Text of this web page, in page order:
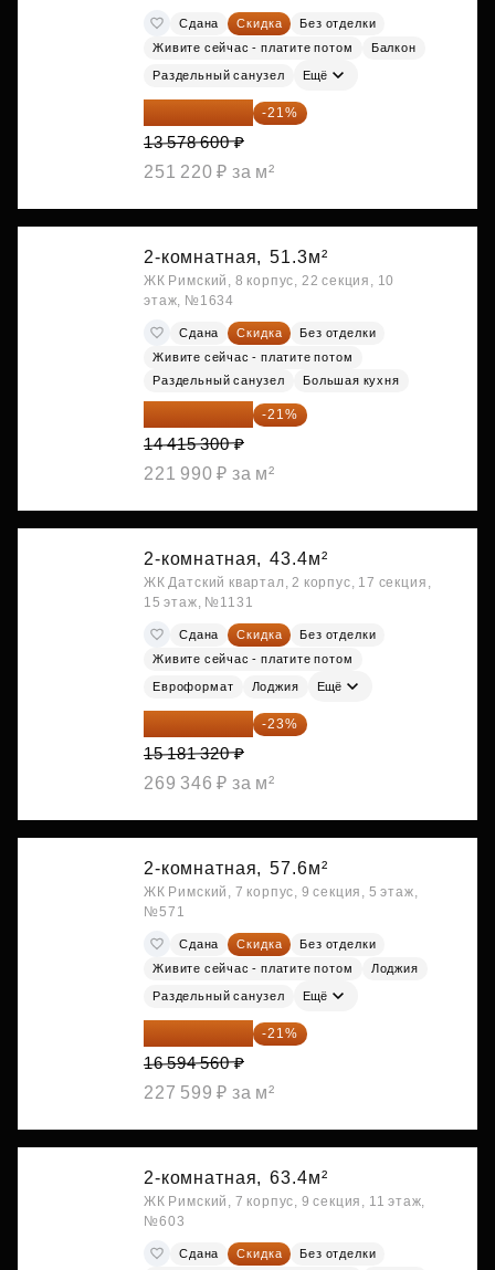
Сдана Скидка
Без отделки
Живите сейчас - платите потом
Балкон
Раздельный санузел Ещё
10 727 094 ₽ -21%
13 578 600 ₽
251 220 ₽ за м²
2-комнатная, 51.3м²
ЖК Римский, 8 корпус, 22 секция, 10
этаж, №1634
Сдана Скидка
Без отделки
Живите сейчас - платите потом
Раздельный санузел
Большая кухня
11 388 087 ₽ -21%
14 415 300 ₽
221 990 ₽ за м²
2-комнатная, 43.4м²
ЖК Датский квартал, 2 корпус, 17 секция,
15 этаж, №1131
Сдана Скидка
Без отделки
Живите сейчас - платите потом
Евроформат Лоджия Ещё
11 689 616 ₽ -23%
15 181 320 ₽
269 346 ₽ за м²
2-комнатная, 57.6м²
ЖК Римский, 7 корпус, 9 секция, 5 этаж,
№571
Сдана Скидка
Без отделки
Живите сейчас - платите потом
Лоджия
Раздельный санузел Ещё
13 109 702 ₽ -21%
16 594 560 ₽
227 599 ₽ за м²
2-комнатная, 63.4м²
ЖК Римский, 7 корпус, 9 секция, 11 этаж,
№603
Сдана Скидка
Без отделки